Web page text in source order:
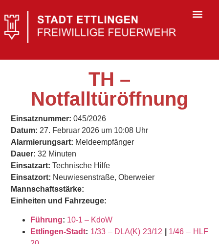
TH –
Notfalltüröffnung
Einsatznummer: 045/2026
Datum: 27. Februar 2026 um 10:08 Uhr
Alarmierungsart: Meldeempfänger
Dauer: 32 Minuten
Einsatzart: Technische Hilfe
Einsatzort: Neuwiesenstraße, Oberweier
Mannschaftsstärke:
Einheiten und Fahrzeuge:
Führung: 10-1 – KdoW
Ettlingen-Stadt: 1/33 – DLA(K) 23/12
1/46 – HLF